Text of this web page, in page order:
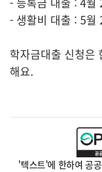
- 생활비 대출 : 5월
학자금대출 신청은
해요.
'텍스트'에 한하여 공